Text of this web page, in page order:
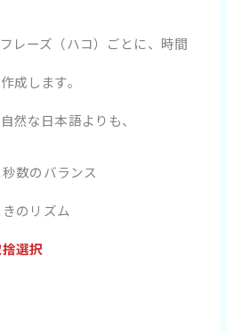
レーズ（ハコ）ごとに、時間
成します。
然な日本語よりも、
数のバランス
のリズム
選択